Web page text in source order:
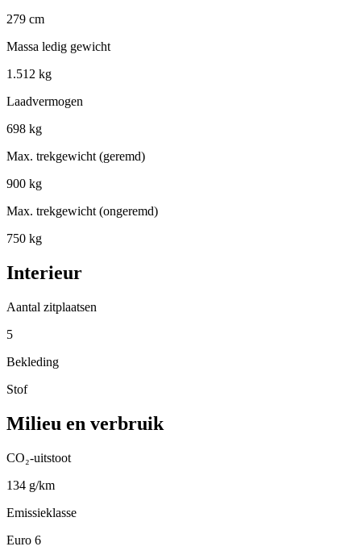
279 cm
Massa ledig gewicht
1.512 kg
Laadvermogen
698 kg
Max. trekgewicht (geremd)
900 kg
Max. trekgewicht (ongeremd)
750 kg
Interieur
Aantal zitplaatsen
5
Bekleding
Stof
Milieu en verbruik
CO₂-uitstoot
134 g/km
Emissieklasse
Euro 6